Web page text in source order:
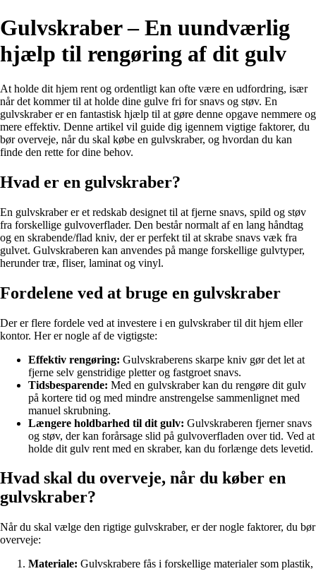
Gulvskraber – En uundværlig
hjælp til rengøring af dit gulv
At holde dit hjem rent og ordentligt kan ofte være en udfordring, især
når det kommer til at holde dine gulve fri for snavs og støv. En
gulvskraber er en fantastisk hjælp til at gøre denne opgave nemmere og
mere effektiv. Denne artikel vil guide dig igennem vigtige faktorer, du
bør overveje, når du skal købe en gulvskraber, og hvordan du kan
finde den rette for dine behov.
Hvad er en gulvskraber?
En gulvskraber er et redskab designet til at fjerne snavs, spild og støv
fra forskellige gulvoverflader. Den består normalt af en lang håndtag
og en skrabende/flad kniv, der er perfekt til at skrabe snavs væk fra
gulvet. Gulvskraberen kan anvendes på mange forskellige gulvtyper,
herunder træ, fliser, laminat og vinyl.
Fordelene ved at bruge en gulvskraber
Der er flere fordele ved at investere i en gulvskraber til dit hjem eller
kontor. Her er nogle af de vigtigste:
Effektiv rengøring: Gulvskraberens skarpe kniv gør det let at
fjerne selv genstridige pletter og fastgroet snavs.
Tidsbesparende: Med en gulvskraber kan du rengøre dit gulv
på kortere tid og med mindre anstrengelse sammenlignet med
manuel skrubning.
Længere holdbarhed til dit gulv: Gulvskraberen fjerner snavs
og støv, der kan forårsage slid på gulvoverfladen over tid. Ved at
holde dit gulv rent med en skraber, kan du forlænge dets levetid.
Hvad skal du overveje, når du køber en
gulvskraber?
Når du skal vælge den rigtige gulvskraber, er der nogle faktorer, du bør
overveje:
Materiale: Gulvskrabere fås i forskellige materialer som plastik,